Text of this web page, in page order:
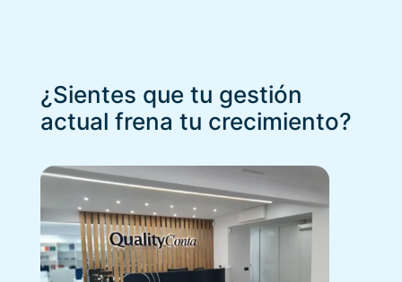
¿Sientes que tu gestión
actual frena tu crecimiento?